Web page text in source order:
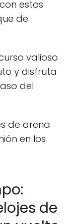
estos
de
valioso
y disfruta
del
de arena
en los
de